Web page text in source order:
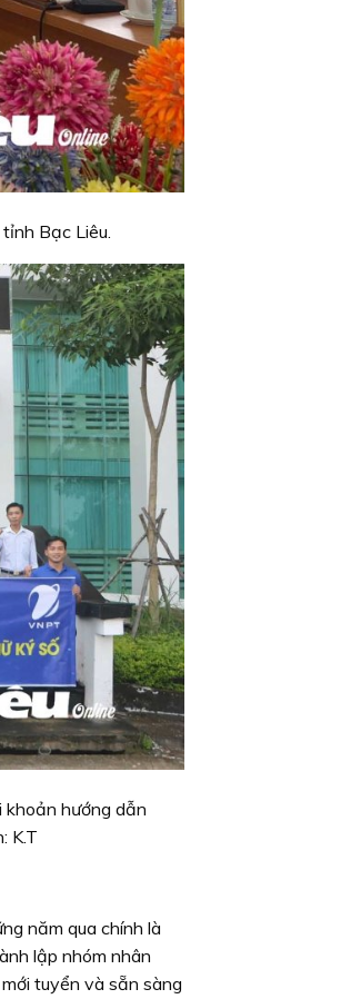
Bạc Liêu.
hướng dẫn
K.T
năm qua chính là
lập nhóm nhân
tuyển và sẵn sàng